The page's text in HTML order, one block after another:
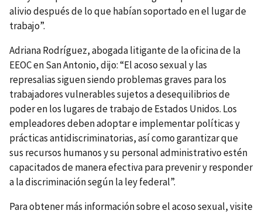
alivio después de lo que habían soportado en el lugar de
trabajo”.
Adriana Rodríguez, abogada litigante de la oficina de la
EEOC en San Antonio, dijo: “El acoso sexual y las
represalias siguen siendo problemas graves para los
trabajadores vulnerables sujetos a desequilibrios de
poder en los lugares de trabajo de Estados Unidos. Los
empleadores deben adoptar e implementar políticas y
prácticas antidiscriminatorias, así como garantizar que
sus recursos humanos y su personal administrativo estén
capacitados de manera efectiva para prevenir y responder
a la discriminación según la ley federal”.
Para obtener más información sobre el acoso sexual, visite